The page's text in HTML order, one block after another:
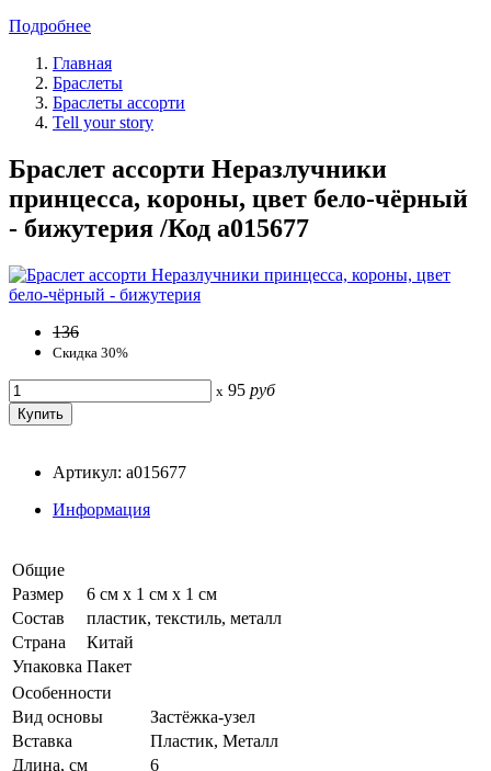
Подробнее
Главная
Браслеты
Браслеты ассорти
Tell your story
Браслет ассорти Неразлучники
принцесса, короны, цвет бело-чёрный
- бижутерия /Код a015677
136
Скидка 30%
x 95 руб
Артикул: a015677
Информация
Общие
Размер
6 см x 1 см x 1 см
Состав
пластик, текстиль, металл
Страна
Китай
Упаковка Пакет
Особенности
Вид основы
Застёжка-узел
Вставка
Пластик, Металл
Длина, см
6